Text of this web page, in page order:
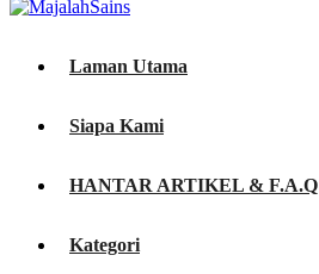
Laman Utama
Siapa Kami
HANTAR ARTIKEL & F.A.Q
Kategori